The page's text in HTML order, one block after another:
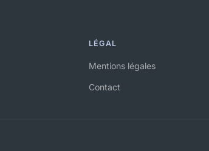
LÉGAL
Mentions légales
Contact